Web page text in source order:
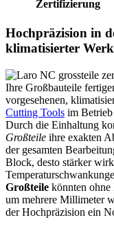
Zertifizierung
Hochpräzision in
klimatisierter
Ihre Großbauteile
vorgesehenen,
Cutting Tools im
Durch die Einhaltung
Großteile ihre exakten
der gesamten
Block, desto stärker
Großteile könnten
um mehrere Millimeter
der Hochpräzision ein